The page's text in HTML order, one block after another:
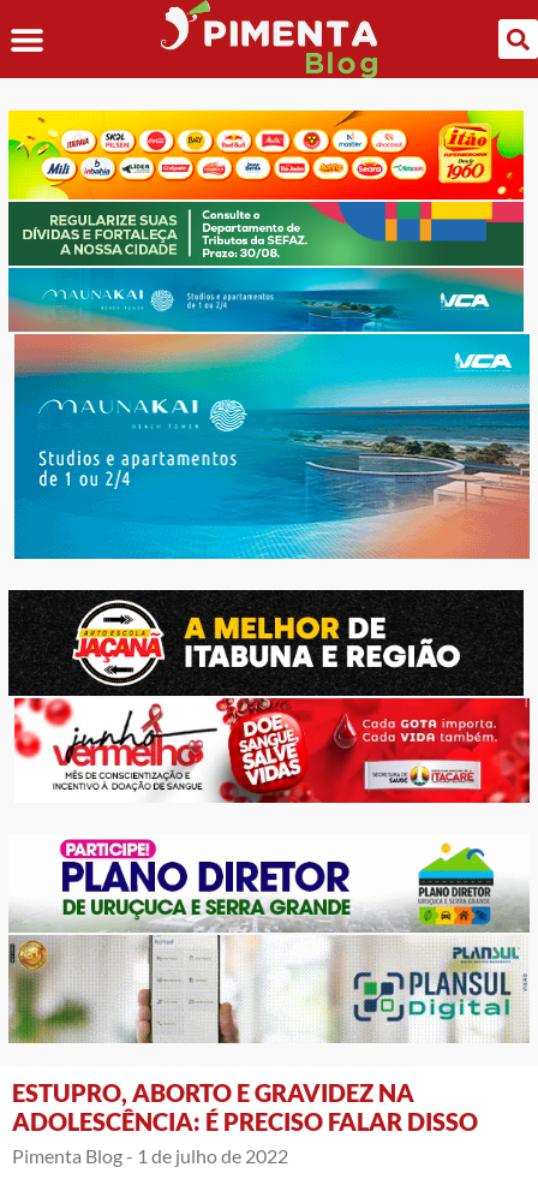
ESTUPRO, ABORTO E GRAVIDEZ NA
ADOLESCÊNCIA: É PRECISO FALAR DISSO
Pimenta Blog - 1 de julho de 2022